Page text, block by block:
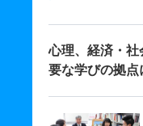
心理、経済・
要な学びの拠点